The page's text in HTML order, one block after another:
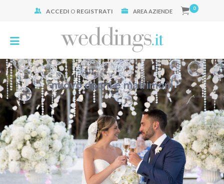
ACCEDI O REGISTRATI AREA AZIENDE 0
nuovo dpcm e matrimoni